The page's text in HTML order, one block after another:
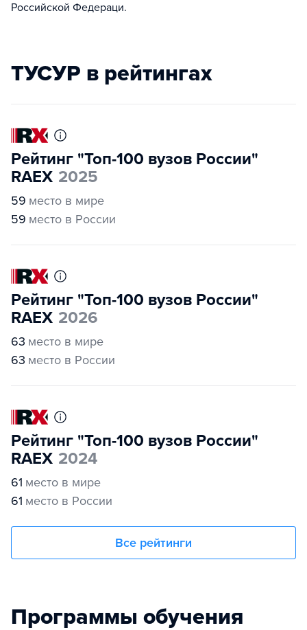
Российской Федераци.
ТУСУР в рейтингах
Рейтинг "Топ-100 вузов России"
RAEX 2025
59 место в мире
59 место в России
Рейтинг "Топ-100 вузов России"
RAEX 2026
63 место в мире
63 место в России
Рейтинг "Топ-100 вузов России"
RAEX 2024
61 место в мире
61 место в России
Все рейтинги
Программы обучения